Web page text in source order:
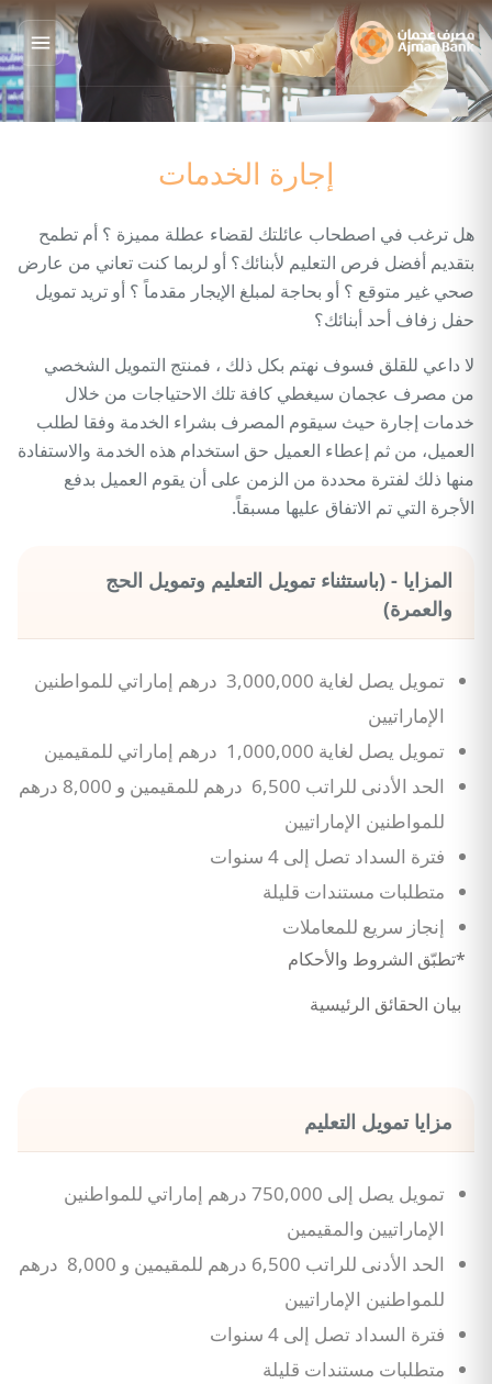
إجارة الخدمات
هل ترغب في اصطحاب عائلتك لقضاء عطلة مميزة ؟ أم تطمح
بتقديم أفضل فرص التعليم لأبنائك؟ أو لربما كنت تعاني من عارض
صحي غير متوقع ؟ أو بحاجة لمبلغ الإيجار مقدماً ؟ أو تريد تمويل
حفل زفاف أحد أبنائك؟
لا داعي للقلق فسوف نهتم بكل ذلك ، فمنتج التمويل الشخصي
من مصرف عجمان سيغطي كافة تلك الاحتياجات من خلال
خدمات إجارة حيث سيقوم المصرف بشراء الخدمة وفقا لطلب
العميل، من ثم إعطاء العميل حق استخدام هذه الخدمة والاستفادة
منها ذلك لفترة محددة من الزمن على أن يقوم العميل بدفع
الأجرة التي تم الاتفاق عليها مسبقاً.
المزايا - (باستثناء تمويل التعليم وتمويل الحج
والعمرة)
تمويل يصل لغاية 3,000,000 درهم إماراتي للمواطنين
الإماراتيين
تمويل يصل لغاية 1,000,000 درهم إماراتي للمقيمين
الحد الأدنى للراتب 6,500 درهم للمقيمين و 8,000 درهم
للمواطنين الإماراتيين
فترة السداد تصل إلى 4 سنوات
متطلبات مستندات قليلة
إنجاز سريع للمعاملات
*تطبّق الشروط والأحكام
بيان الحقائق الرئيسية
مزايا تمويل التعليم
تمويل يصل إلى 750,000 درهم إماراتي للمواطنين
الإماراتيين والمقيمين
الحد الأدنى للراتب 6,500 درهم للمقيمين و 8,000 درهم
للمواطنين الإماراتيين
فترة السداد تصل إلى 4 سنوات
متطلبات مستندات قليلة